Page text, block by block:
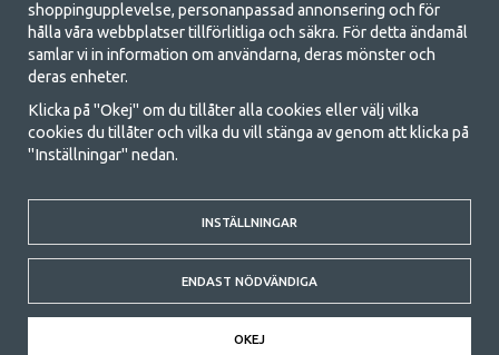
GetCamping.se - Din butik för camping
och uteliv
Att campa kan antingen vara en livsstil eller ett sätt att samla familjen
för ett gemensamt äventyr. Oavsett vilken kategori du tillhör hittar du
med att campa så därför erbjuder vi riktigt bra priser på familjetält,
husvagnstält och all annan utrustning för camping och friluftsliv. Vårt
mål är att i varje priskategori erbjuda den bästa campingutrustningen
gällande kvalitet och funktionalitet. Ta gärna kontakt med oss om det
är något du saknar eller vill veta mer om.
© 2020 GetCamping. All rights reserved.
shoppingupplevelse, personanpassad annonsering och för
hålla våra webbplatser tillförlitliga och säkra. För detta ändamål
samlar vi in information om användarna, deras mönster och
deras enheter.
Klicka på "Okej" om du tillåter alla cookies eller välj vilka
cookies du tillåter och vilka du vill stänga av genom att klicka på
"Inställningar" nedan.
INSTÄLLNINGAR
ENDAST NÖDVÄNDIGA
OKEJ